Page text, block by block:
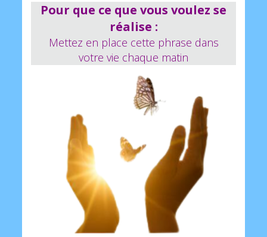
Votre second cadeau :
Avec les 3 outils
de votre kit subliminal, vous allez atteindre le
seuil de reprogrammation de votre
inconscient. Vos guides vous délivreront
alors vos nouvelles couleurs que vous
pourrez poser sur votre mandala à colorier.
Pour que ce que vous voulez se
réalise :
Mettez en place cette phrase dans
votre vie chaque matin